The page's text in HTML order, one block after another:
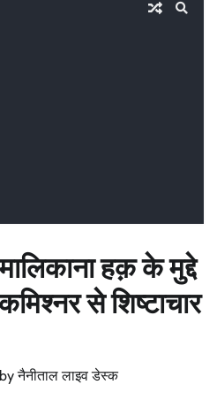
हक़ के मुद्दे
से शिष्टाचार
byनैनीताल लाइव डेस्क